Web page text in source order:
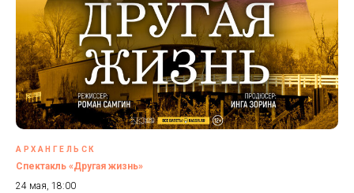
АРХАНГЕЛЬСК
Спектакль «Другая жизнь»
24 мая, 18:00